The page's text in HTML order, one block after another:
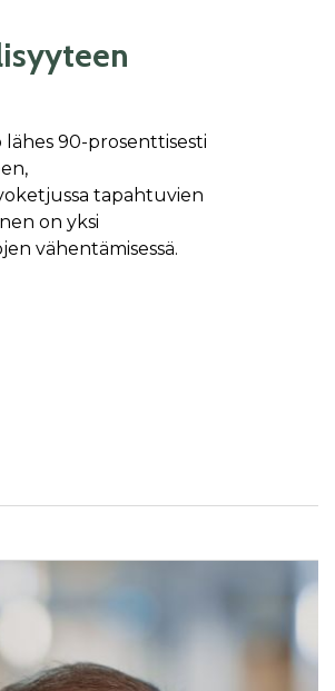
90-prosenttisesti
tapahtuvien
on yksi
vähentämisessä.